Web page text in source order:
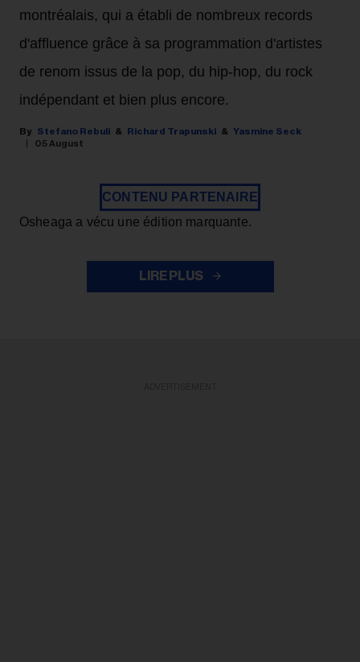
montréalais, qui a établi de nombreux records
d'affluence grâce à sa programmation d'artistes
de renom issus de la pop, du hip-hop, du rock
indépendant et bien plus encore.
Stefano Rebuli Richard Trapunski
Yasmine Seck
05 August
CONTENU PARTENAIRE
Osheaga a vécu une édition marquante.
LIRE PLUS